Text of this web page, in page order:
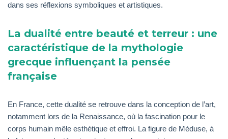
dans ses réflexions symboliques et artistiques.
La dualité entre beauté et terreur : une
caractéristique de la mythologie
grecque influençant la pensée
française
En France, cette dualité se retrouve dans la conception de l’art,
notamment lors de la Renaissance, où la fascination pour le
corps humain mêle esthétique et effroi. La figure de Méduse, à